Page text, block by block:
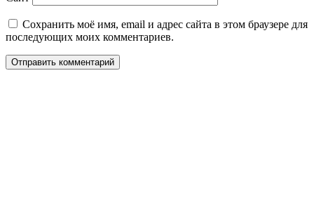
Сохранить моё имя, email и адрес сайта в этом браузере для
последующих моих комментариев.